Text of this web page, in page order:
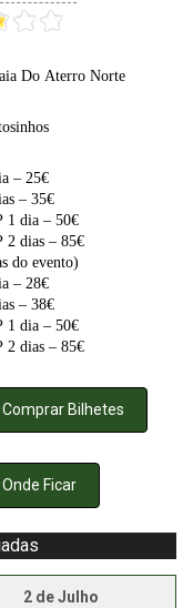
Do Aterro Norte
– 25€
– 35€
1 dia – 50€
2 dias – 85€
do evento)
– 28€
– 38€
1 dia – 50€
2 dias – 85€
Comprar Bilhetes
Onde Ficar
2 de Julho